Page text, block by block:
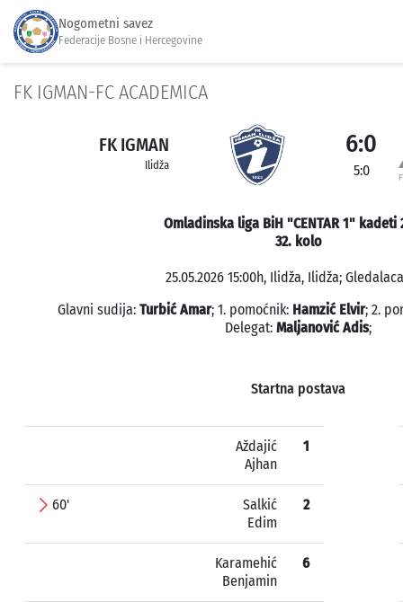
Nogometni savez
Federacije Bosne i Hercegovine
FK IGMAN-FC ACADEMICA
FK IGMAN
Ilidža
6:0
5:0
Omladinska liga BiH "CENTAR 1" kadeti
32. kolo
25.05.2026 15:00h, Ilidža, Ilidža;
Glavni sudija: Turbić Amar; 1. pomoćnik: Hamzić Elvir; 2.
Delegat: Maljanović Adis;
Startna postava
Aždajić
Ajhan
1
60'
Salkić
Edim
2
Karamehić
Benjamin
6